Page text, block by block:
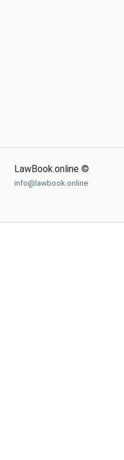
LawBook.online ©
info@lawbook.online